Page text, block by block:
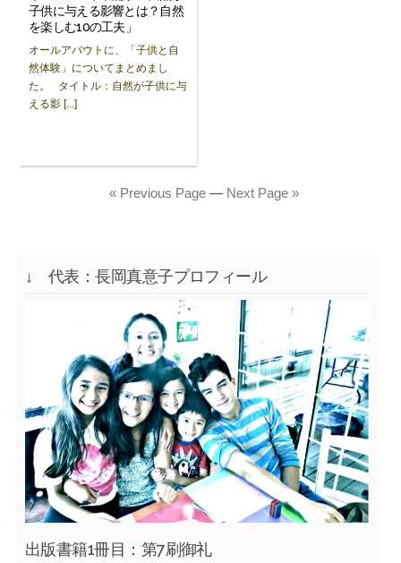
子供に与える影響とは？自然
を楽しむ10の工夫」
オールアバウトに、「子供と自
然体験」についてまとめまし
た。 タイトル：自然が子供に与
える影 [...]
« Previous Page — Next Page »
↓ 代表：長岡真意子プロフィール
出版書籍1冊目：第7刷御礼